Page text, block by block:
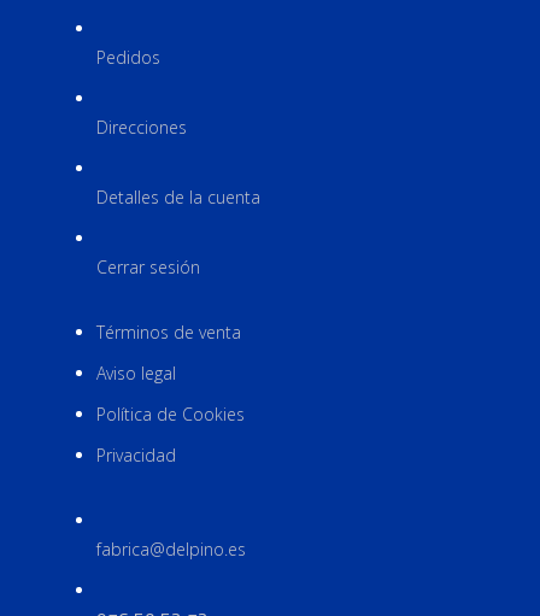
Pedidos
Direcciones
Detalles de la cuenta
Cerrar sesión
Términos de venta
Aviso legal
Política de Cookies
Privacidad
fabrica@delpino.es